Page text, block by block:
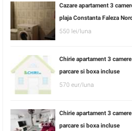
Cazare apartament 3
plaja Constanta Faleza
550 lei/luna
Chirie apartament 3
parcare si boxa incluse
570 eur/luna
Chirie apartament 3
parcare si boxa incluse